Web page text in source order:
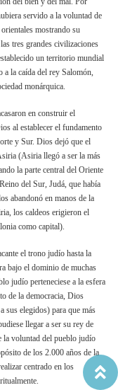
servido a la voluntad de
mostrando su
tres grandes civilizaciones
un territorio mundial
a la caída del rey Salomón,
monárquica.
en construir el
al establecer el fundamento
y Sur. Dios dejó que el
(Asiria llegó a ser la más
la parte central del Oriente
del Sur, Judá, que había
abandonó en manos de la
los caldeos erigieron el
como capital).
el trono judío hasta la
bajo el dominio de muchas
judío perteneciese a la esfera
de la democracia, Dios
sus elegidos) para que más
llegar a ser su rey de
la voluntad del pueblo judío
de los 2.000 años de la
centrado en los